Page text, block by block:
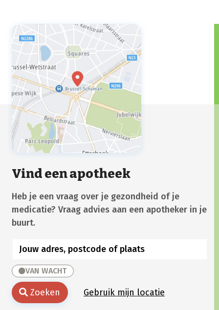
Vind een apotheek
Heb je een vraag over je gezondheid of je
medicatie? Vraag advies aan een apotheker in je
buurt.
VAN WACHT
Zoeken Gebruik mijn locatie